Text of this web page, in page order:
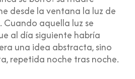
desde la ventana la luz de
aquella luz se
al día siguiente habría
una idea abstracta, sino
repetida noche tras noche.